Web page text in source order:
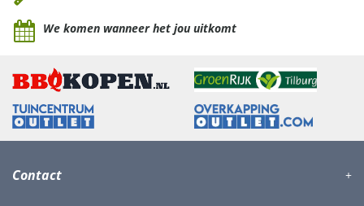
We komen wanneer het jou uitkomt
Contact